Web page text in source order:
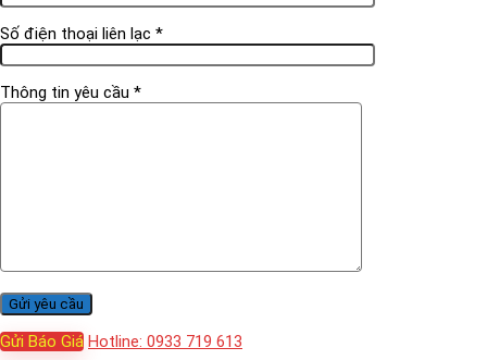
Số điện thoại liên lạc *
Thông tin yêu cầu *
Gửi Báo Giá Hotline: 0933 719 613